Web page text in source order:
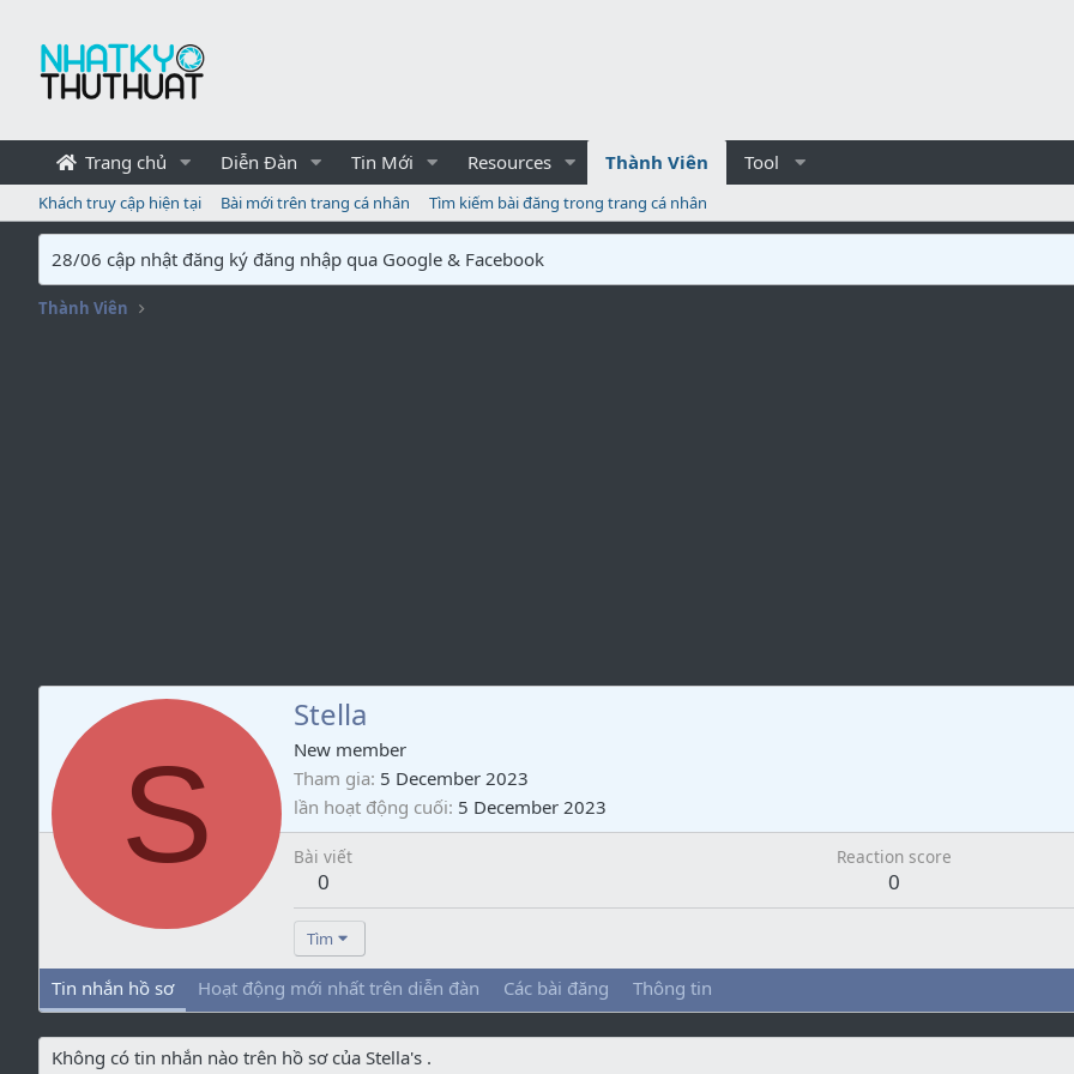
Trang chủ Diễn Đàn Tin Mới Resources Thành Viên Tool
Khách truy cập hiện tại Bài mới trên trang cá nhân Tìm kiếm bài đăng trong trang cá nhân
28/06 cập nhật đăng ký đăng nhập qua Google & Facebook
Thành Viên
S
Stella
New member
Tham gia 5 December 2023
lần hoạt động cuối 5 December 2023
Bài viết
0
Reaction score
0
Tìm
Tin nhắn hồ sơ Hoạt động mới nhất trên diễn đàn Các bài đăng Thông tin
Không có tin nhắn nào trên hồ sơ của Stella's .